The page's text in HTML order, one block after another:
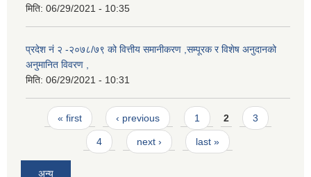
मिति: 06/29/2021 - 10:35
प्रदेश नं २ -२०७८/७९ को वित्तीय समानीकरण ,सम्पूरक र विशेष अनुदानको
अनुमानित विवरण ,
मिति: 06/29/2021 - 10:31
Pages
« first ‹ previous 1 2 3
4 next › last »
अन्य